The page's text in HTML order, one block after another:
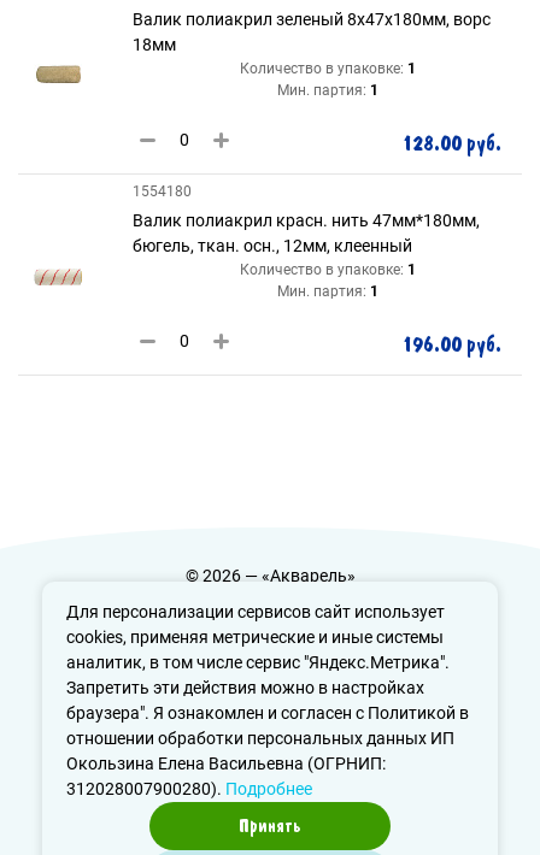
Для персонализации сервисов сайт использует
cookies, применяя метрические и иные системы
аналитик, в том числе сервис "Яндекс.Метрика".
Запретить эти действия можно в настройках
браузера". Я ознакомлен и согласен с Политикой в
отношении обработки персональных данных ИП
Окользина Елена Васильевна (ОГРНИП:
312028007900280). Подробнее
Принять
Валик полиакрил зеленый 8х47х180мм, ворс
18мм
Количество в упаковке: 1
Мин. партия: 1
128.00 руб.
1554180
Валик полиакрил красн. нить 47мм*180мм,
бюгель, ткан. осн., 12мм, клеенный
Количество в упаковке: 1
Мин. партия: 1
196.00 руб.
© 2026 — «Акварель»
Политика конфиденциальности